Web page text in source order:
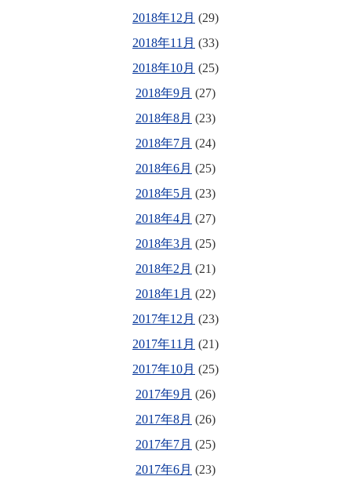
2018年12月 (29)
2018年11月 (33)
2018年10月 (25)
2018年9月 (27)
2018年8月 (23)
2018年7月 (24)
2018年6月 (25)
2018年5月 (23)
2018年4月 (27)
2018年3月 (25)
2018年2月 (21)
2018年1月 (22)
2017年12月 (23)
2017年11月 (21)
2017年10月 (25)
2017年9月 (26)
2017年8月 (26)
2017年7月 (25)
2017年6月 (23)